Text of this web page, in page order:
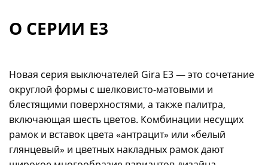
О СЕРИИ E3
Новая серия выключателей Gira E3 — это сочетание
округлой формы с шелковисто-матовыми и
блестящими поверхностями, а также палитра,
включающая шесть цветов. Комбинации несущих
рамок и вставок цвета «антрацит» или «белый
глянцевый» и цветных накладных рамок дают